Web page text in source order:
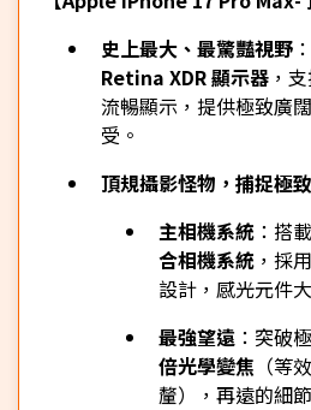
史上最大、最驚豔視野
Retina XDR 顯示器 ，
流暢顯示，提供極致廣
受。
頂規攝影怪物，捕捉極
主相機系統 ：搭載
合相機系統 ，採
設計，感光元件
最強望遠 ：突破
倍光學變焦 （等
釐），再遠的細